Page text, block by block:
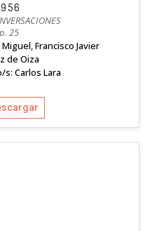
p. 25
Francisco Javier
de Oiza
Carlos Lara